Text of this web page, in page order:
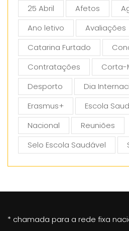
25 Abril Afetos
Ano letivo
Avaliações
Catarina Furtado
Contratações
Corta-
Desporto
Dia
Erasmus+
Escola
Nacional
Reuniões
Selo Escola Saudável
* chamada para a rede fixa